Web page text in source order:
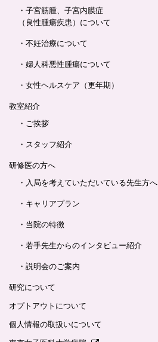
・子宮筋腫、子宮内膜症
（良性腫瘍疾患）について
・不妊治療について
・婦人科悪性腫瘍について
・女性ヘルスケア（更年期）
教室紹介
・ご挨拶
・スタッフ紹介
研修医の方へ
・入局を考えていただいている先生方へ
・キャリアプラン
・当院の特徴
・若手先生からのインタビュー紹介
・説明会のご案内
研究について
オプトアウトについて
個人情報の取扱いについて